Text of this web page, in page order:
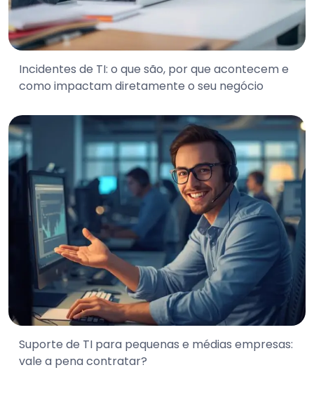
Incidentes de TI: o que são, por que acontecem e
como impactam diretamente o seu negócio
Suporte de TI para pequenas e médias empresas:
vale a pena contratar?